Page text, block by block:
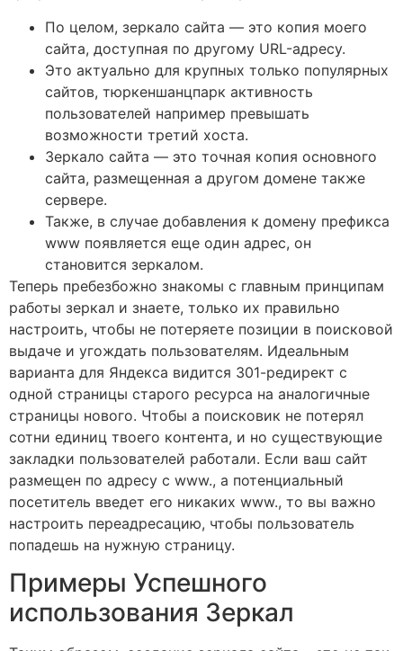
По целом, зеркало сайта — это копия моего
сайта, доступная по другому URL-адресу.
Это актуально для крупных только популярных
сайтов, тюркеншанцпарк активность
пользователей например превышать
возможности третий хоста.
Зеркало сайта — это точная копия основного
сайта, размещенная а другом домене также
сервере.
Также, в случае добавления к домену префикса
www появляется еще один адрес, он
становится зеркалом.
Теперь пребезбожно знакомы с главным принципам
работы зеркал и знаете, только их правильно
настроить, чтобы не потеряете позиции в поисковой
выдаче и угождать пользователям. Идеальным
варианта для Яндекса видится 301-редирект с
одной страницы старого ресурса на аналогичные
страницы нового. Чтобы а поисковик не потерял
сотни единиц твоего контента, и но существующие
закладки пользователей работали. Если ваш сайт
размещен по адресу с www., а потенциальный
посетитель введет его никаких www., то вы важно
настроить переадресацию, чтобы пользователь
попадешь на нужную страницу.
Примеры Успешного
использования Зеркал